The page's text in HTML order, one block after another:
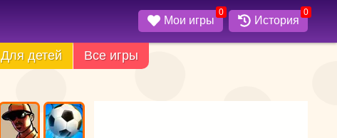
Мои игры
0
История
0
Для детей Все игры